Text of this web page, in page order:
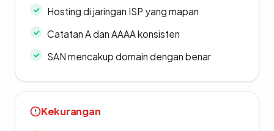
Hosting di jaringan ISP yang mapan
Catatan A dan AAAA konsisten
SAN mencakup domain dengan benar
Kekurangan